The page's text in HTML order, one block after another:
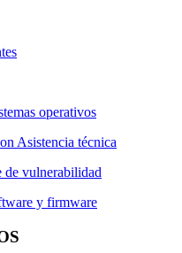
operativos
Asistencia técnica
vulnerabilidad
y firmware